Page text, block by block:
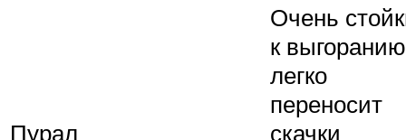
Пурал
Очень
к
легко
переносит
скачки